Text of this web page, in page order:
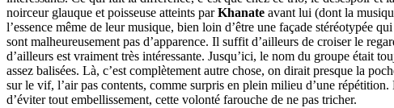
noirceur glauque et poisseuse atteints parKhanate avant lui (dont la
l’essence même de leur musique, bien loin d’être une façade stéréotypée
sont malheureusement pas d’apparence. Il suffit d’ailleurs de croiser le
d’ailleurs est vraiment très intéressante. Jusqu’ici, le nom du groupe était
assez balisées. Là, c’est complètement autre chose, on dirait presque la
sur le vif, l’air pas contents, comme surpris en plein milieu d’une
d’éviter tout embellissement, cette volonté farouche de ne pas tricher.